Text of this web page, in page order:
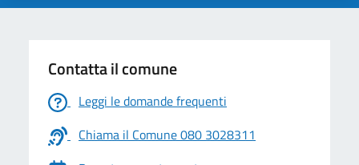
Contatta il comune
Leggi le domande frequenti
Chiama il Comune 080 3028311